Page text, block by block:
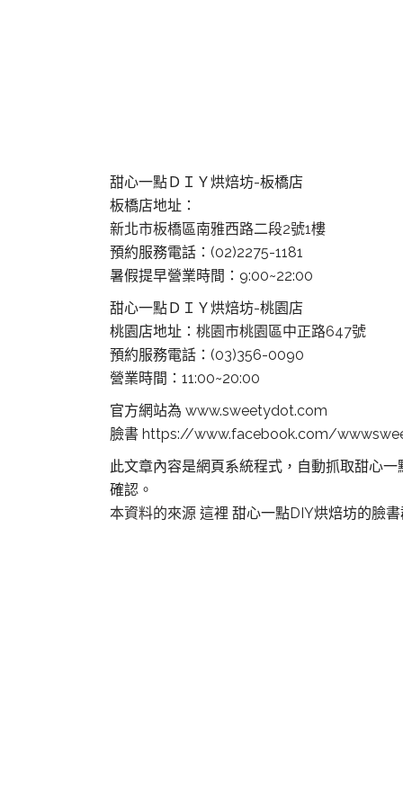
甜心一點ＤＩＹ烘焙坊-板橋店
板橋店地址：
新北市板橋區南雅西路二段2號1樓
預約服務電話：(02)2275-1181
暑假提早營業時間：9:00~22:00
甜心一點ＤＩＹ烘焙坊-桃園店
桃園店地址： 桃園市桃園區中正路647號
預約服務電話：(03)356-0090
營業時間：11:00~20:00
官方網站為 www.sweetydot.com
臉書 https://www.facebook.com/
此文章內容是網頁系統程式，自動抓取甜心
確認。
本資料的來源 這裡 甜心一點DIY烘焙坊的臉書